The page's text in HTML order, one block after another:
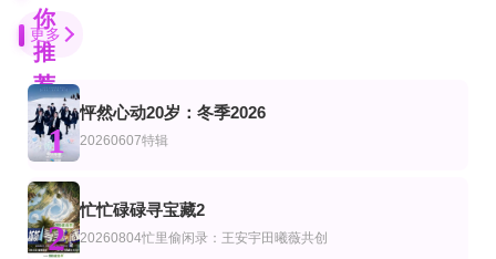
你
推
荐
第4期
GNZ48十周年《拾忆》纪念片
更新至20260806期合伙人手记
中餐厅·南洋拾光季
更新20260804忙里偷闲录第7期：王安宇
忙忙碌碌寻宝藏·双人成行季
第2集
伊抹风味
更新至20260802
财经透视
完结
ForLoveofLiberty：TheStoryofAmerica'sBlackPatriots
更多
1
怦然心动20岁：冬季2026
20260607特辑
2
忙忙碌碌寻宝藏2
20260804忙里偷闲录：王安宇田曦薇共创